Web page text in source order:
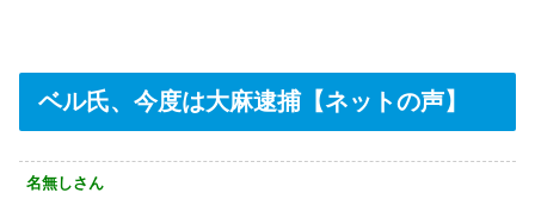
ベル氏、今度は大麻逮捕【ネットの声】
名無しさん